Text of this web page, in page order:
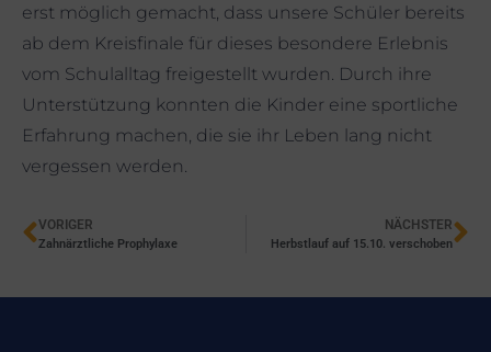
erst möglich gemacht, dass unsere Schüler bereits
ab dem Kreisfinale für dieses besondere Erlebnis
vom Schulalltag freigestellt wurden. Durch ihre
Unterstützung konnten die Kinder eine sportliche
Erfahrung machen, die sie ihr Leben lang nicht
vergessen werden.
VORIGER
Zahnärztliche Prophylaxe
NÄCHSTER
Herbstlauf auf 15.10. verschoben